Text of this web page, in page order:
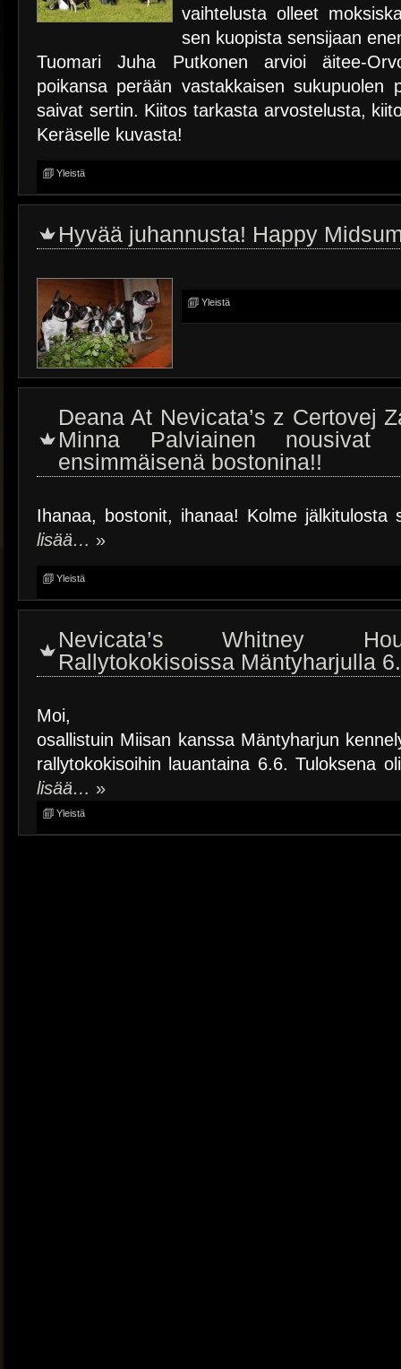
vaihtelusta olleet
sen kuopista sensijaan
Tuomari Juha Putkonen arvioi äitee-
poikansa perään vastakkaisen sukupuolen
saivat sertin. Kiitos tarkasta arvostelusta,
Keräselle kuvasta!
Yleistä
Hyvää juhannusta! Happy
Yleistä
Deana At Nevicata’s z Certovej
Minna Palviainen nousivat
ensimmäisenä bostonina!!
Ihanaa, bostonit, ihanaa! Kolme
lisää… »
Yleistä
Nevicata’s Whitney
Rallytokokisoissa Mäntyharjulla
Moi,
osallistuin Miisan kanssa Mäntyharjun
rallytokokisoihin lauantaina 6.6. Tuloksena
lisää… »
Yleistä